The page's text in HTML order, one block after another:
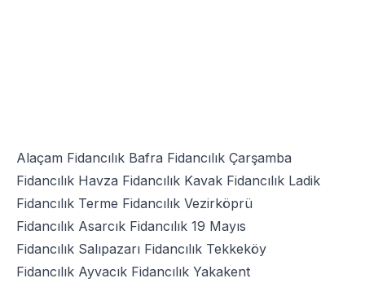
Alaçam Fidancılık Bafra Fidancılık Çarşamba
Fidancılık Havza Fidancılık Kavak Fidancılık Ladik
Fidancılık Terme Fidancılık Vezirköprü
Fidancılık Asarcık Fidancılık 19 Mayıs
Fidancılık Salıpazarı Fidancılık Tekkeköy
Fidancılık Ayvacık Fidancılık Yakakent